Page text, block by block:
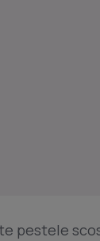
pestele